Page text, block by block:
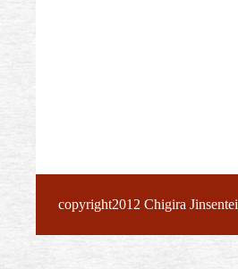
copyright2012 Chigira Jinsentei